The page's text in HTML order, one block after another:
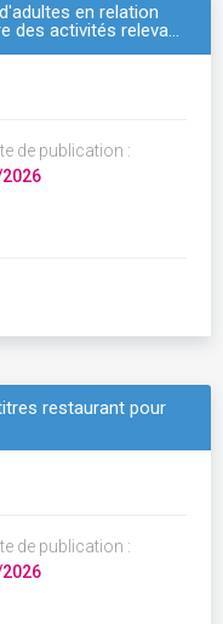
en relation
des activités releva…
de publication :
restaurant pour
de publication :